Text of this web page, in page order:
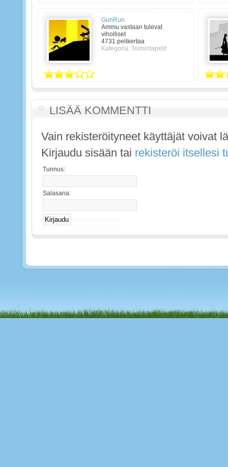
GunRun
Ammu vastaan tulevat
viholliset
4731 pelikertaa
Kategoria: Toimintapelit
LISÄÄ KOMMENTTI
Vain rekisteröityneet käyttäjät voivat
Kirjaudu sisään tai rekisteröi itsellesi
Tunnus:
Salasana: